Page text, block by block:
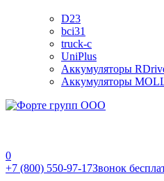
D23
bci31
truck-c
UniPlus
Аккумуляторы
Аккумуляторы
0
+7 (800) 550-97-17Звонок